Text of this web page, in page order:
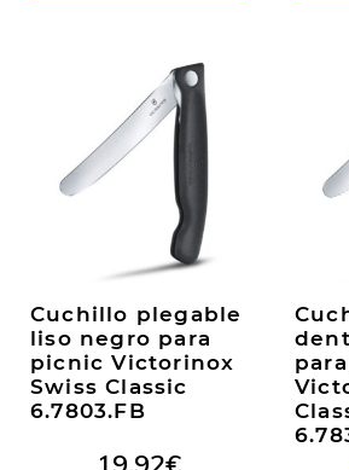
Cuchillo plegable
liso negro para
picnic Victorinox
Swiss Classic
6.7803.FB